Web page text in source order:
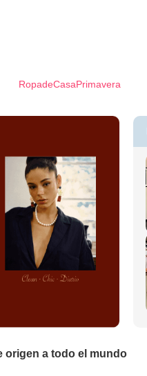
RopadeCasaPrimavera
origen a todo el mundo